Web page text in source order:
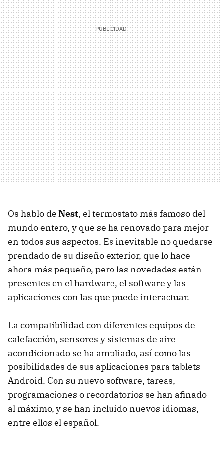
Os hablo de Nest, el termostato más famoso del
mundo entero, y que se ha renovado para mejor
en todos sus aspectos. Es inevitable no quedarse
prendado de su diseño exterior, que lo hace
ahora más pequeño, pero las novedades están
presentes en el hardware, el software y las
aplicaciones con las que puede interactuar.
La compatibilidad con diferentes equipos de
calefacción, sensores y sistemas de aire
acondicionado se ha ampliado, así como las
posibilidades de sus aplicaciones para tablets
Android. Con su nuevo software, tareas,
programaciones o recordatorios se han afinado
al máximo, y se han incluido nuevos idiomas,
entre ellos el español.